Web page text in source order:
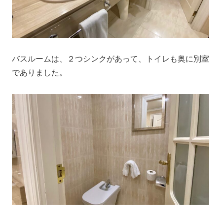
バスルームは、２つシンクがあって、トイレも奥に別室
でありました。